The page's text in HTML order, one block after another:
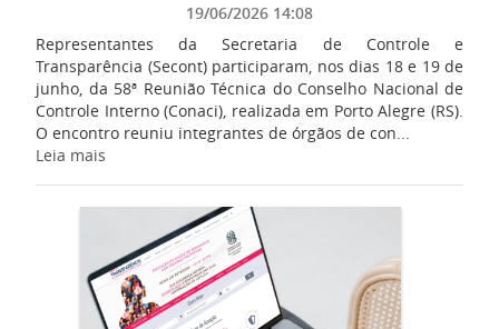
19/06/2026 14:08
Representantes da Secretaria de Controle e
Transparência (Secont) participaram, nos dias 18 e 19 de
junho, da 58ª Reunião Técnica do Conselho Nacional de
Controle Interno (Conaci), realizada em Porto Alegre (RS).
O encontro reuniu integrantes de órgãos de con...
Leia mais